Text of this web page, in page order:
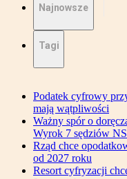
Najnowsze
Tagi
Podatek cyfrowy
mają wątpliwości
Ważny spór o
Wyrok 7 sędziów
Rząd chce
od 2027 roku
Resort cyfryzacji